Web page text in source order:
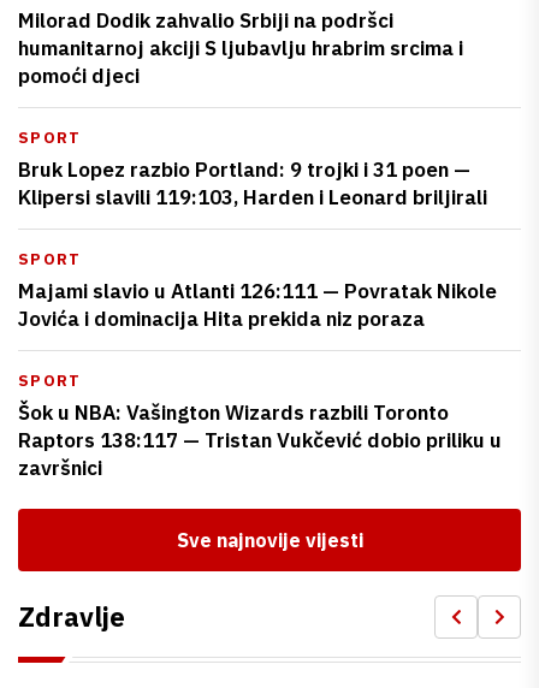
Milorad Dodik zahvalio Srbiji na podršci
humanitarnoj akciji S ljubavlju hrabrim srcima i
pomoći djeci
SPORT
Bruk Lopez razbio Portland: 9 trojki i 31 poen —
Klipersi slavili 119:103, Harden i Leonard briljirali
SPORT
Majami slavio u Atlanti 126:111 — Povratak Nikole
Jovića i dominacija Hita prekida niz poraza
SPORT
Šok u NBA: Vašington Wizards razbili Toronto
Raptors 138:117 — Tristan Vukčević dobio priliku u
završnici
Sve najnovije vijesti
Zdravlje